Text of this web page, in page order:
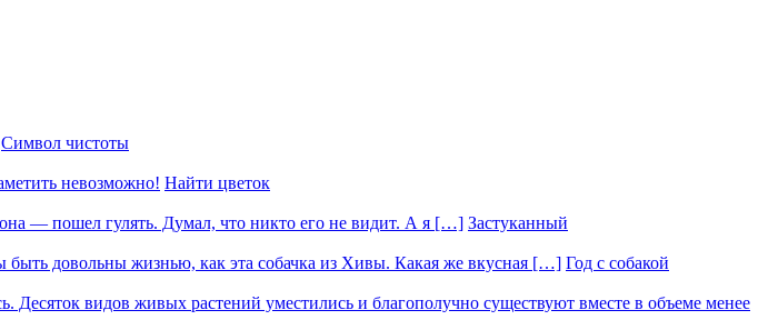
Символ чистоты
Найти цветок
Застуканный
Год с собакой